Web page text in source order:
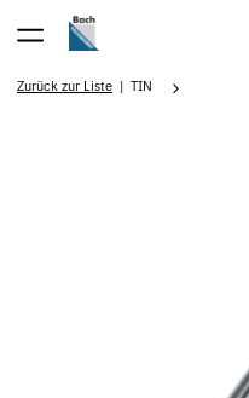
Zurück zur Liste TIN